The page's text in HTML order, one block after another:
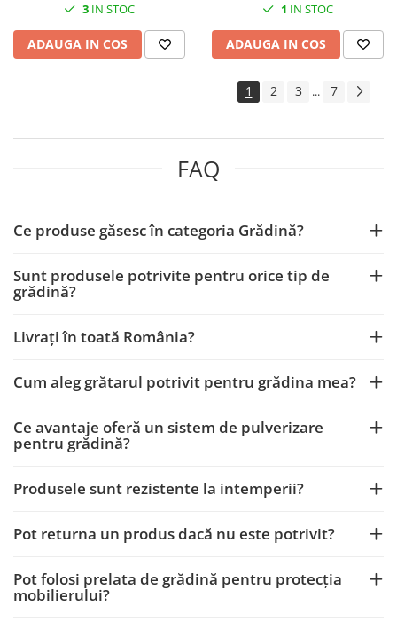
3 IN STOC
ADAUGA IN COS
1 IN STOC
ADAUGA IN COS
1 2 3 ... 7
FAQ
Ce produse găsesc în categoria Grădină?
Sunt produsele potrivite pentru orice tip de
grădină?
Livrați în toată România?
Cum aleg grătarul potrivit pentru grădina mea?
Ce avantaje oferă un sistem de pulverizare
pentru grădină?
Produsele sunt rezistente la intemperii?
Pot returna un produs dacă nu este potrivit?
Pot folosi prelata de grădină pentru protecția
mobilierului?